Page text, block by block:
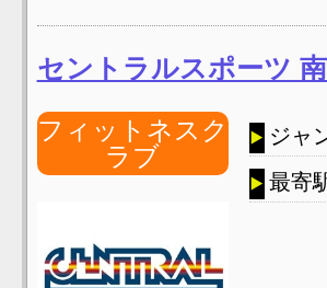
セントラルスポーツ
フィットネスク
ラブ
ジャ
最寄